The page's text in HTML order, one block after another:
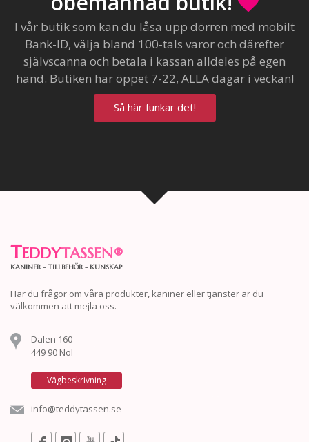
I vår butik som kan du låsa upp dörren med mobilt
Bank-ID, välja bland 100-tals varor och därefter
självscanna och betala i kassan alldeles på egen
hand. Butiken har öppet 7-22, ALLA dagar i veckan!
Så här funkar det!
TEDDYTASSEN®
KANINER - TILLBEHÖR - KUNSKAP
Har du frågor om våra produkter, kaniner eller tjänster är du
välkommen att mejla oss.
Dalen 160
449 90 Nol
Vägbeskrivning
info@teddytassen.se